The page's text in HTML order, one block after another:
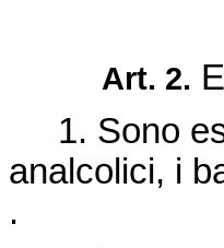
Art. 2.
1. Sono
analcolici, i
.